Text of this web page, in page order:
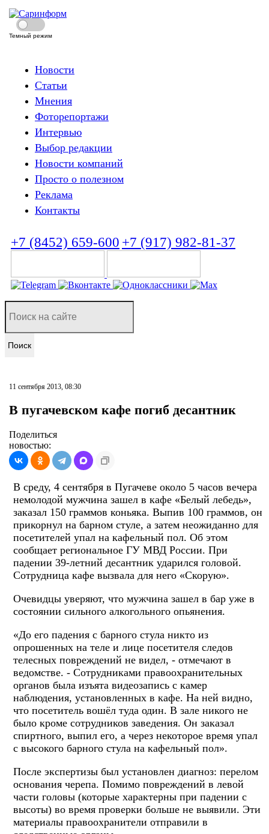
Темный режим
Новости
Статьи
Мнения
Фоторепортажи
Интервью
Выбор редакции
Новости компаний
Просто о полезном
Реклама
Контакты
+7 (8452) 659-600 +7 (917) 982-81-37
Поиск
11 сентября 2013, 08:30
В пугачевском кафе погиб десантник
Поделиться
новостью:
В среду, 4 сентября в Пугачеве около 5 часов вечера
немолодой мужчина зашел в кафе «Белый лебедь»,
заказал 150 граммов коньяка. Выпив 100 граммов, он
прикорнул на барном стуле, а затем неожиданно для
посетителей упал на кафельный пол. Об этом
сообщает региональное ГУ МВД России. При
падении 39-летний десантник ударился головой.
Сотрудница кафе вызвала для него «Скорую».
Очевидцы уверяют, что мужчина зашел в бар уже в
состоянии сильного алкогольного опьянения.
«До его падения с барного стула никто из
опрошенных на теле и лице посетителя следов
телесных повреждений не видел, - отмечают в
ведомстве. - Сотрудниками правоохранительных
органов была изъята видеозапись с камер
наблюдения, установленных в кафе. На ней видно,
что посетитель вошёл туда один. В зале никого не
было кроме сотрудников заведения. Он заказал
спиртного, выпил его, а через некоторое время упал
с высокого барного стула на кафельный пол».
После экспертизы был установлен диагноз: перелом
основания черепа. Помимо повреждений в левой
части головы (которые характерны при падении с
высоты) во время проверки больше не выявили. Эти
материалы правоохранители отправили в